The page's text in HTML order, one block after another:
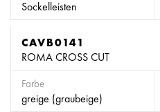
Sockelleisten
CAVB0141
ROMA CROSS CUT
Farbe
greige (graubeige)